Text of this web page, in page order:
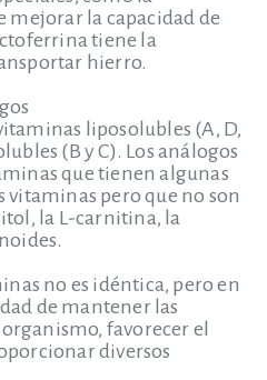
la capacidad de
tiene la
hierro.
liposolubles (A, D,
(B y C). Los análogos
que tienen algunas
vitaminas pero que no son
la L-carnitina, la
no es idéntica, pero en
de mantener las
favorecer el
diversos